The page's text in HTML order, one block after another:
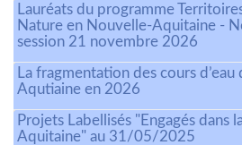
Lauréats du programme
Nature en Nouvelle-Aquitaine -
session 21 novembre 2026
La fragmentation des cours
Aqutiaine en 2026
Projets Labellisés "Engagés dans
Aquitaine" au 31/05/2025